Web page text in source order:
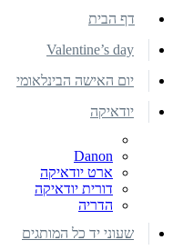
דף הבית
Valentine’s day
יום האישה הבינלאומי
יודאיקה
Danon
ארט יודאיקה
דורית יודאיקה
הדריה
שעוני יד כל המותגים